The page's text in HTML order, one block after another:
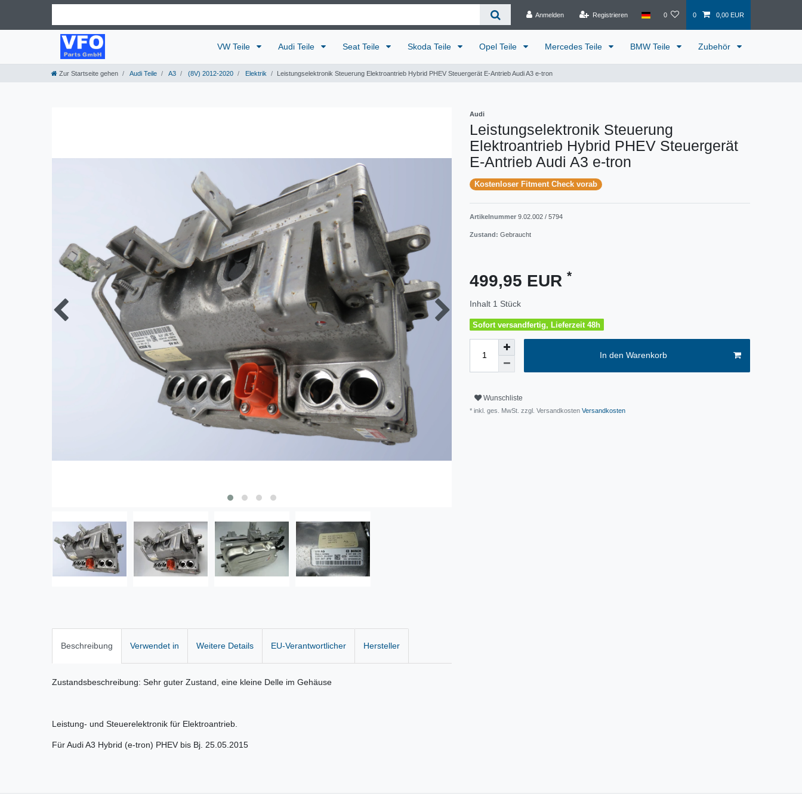
Anmelden Registrieren 0 0 0,00 EUR
VW Teile Audi Teile Seat Teile Skoda Teile Opel Teile Mercedes Teile BMW Teile Zubehör
Zur Startseite gehen Audi Teile A3 (8V) 2012-2020 Elektrik Leistungselektronik Steuerung Elektroantrieb Hybrid PHEV Steuergerät E-Antrieb Audi A3 e-tron
Audi
Leistungselektronik Steuerung
Elektroantrieb Hybrid PHEV Steuergerät
E-Antrieb Audi A3 e-tron
Kostenloser Fitment Check vorab
Artikelnummer 9.02.002 / 5794
Zustand: Gebraucht
499,95 EUR *
Inhalt 1 Stück
Sofort versandfertig, Lieferzeit 48h
In den Warenkorb
Wunschliste
* inkl. ges. MwSt. zzgl. Versandkosten Versandkosten
Beschreibung Verwendet in Weitere Details EU-Verantwortlicher Hersteller
Zustandsbeschreibung: Sehr guter Zustand, eine kleine Delle im Gehäuse
Leistung- und Steuerelektronik für Elektroantrieb.
Für Audi A3 Hybrid (e-tron) PHEV bis Bj. 25.05.2015